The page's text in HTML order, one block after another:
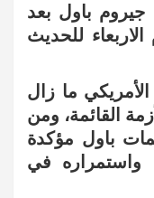
باول بعد
للحديث
ما زال
القائمة، ومن
باول مؤكدة
واستمراره في